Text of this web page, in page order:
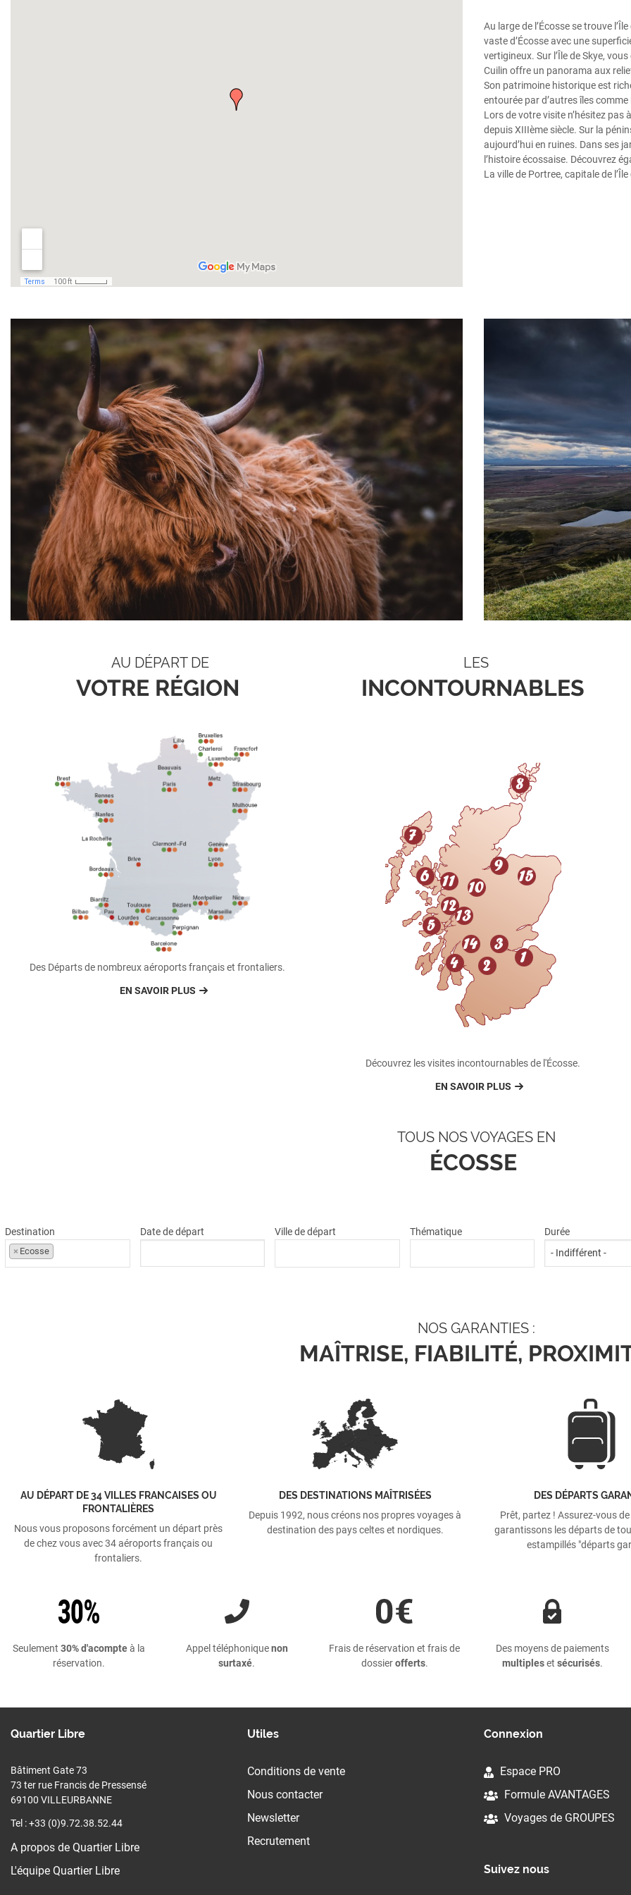
Au large de l’Écosse se trouve
vaste d’Écosse avec une
vertigineux. Sur l’Île de Skye,
Cuilin offre un panorama aux
Son patrimoine historique est
entourée par d’autres îles comme
Lors de votre visite n’hésitez pas
depuis XIIIème siècle. Sur la
aujourd’hui en ruines. Dans ses
l’histoire écossaise. Découvrez
La ville de Portree, capitale de
AU DÉPART DE
VOTRE RÉGION
Des Départs de nombreux aéroports français et frontaliers.
EN SAVOIR PLUS
LES
INCONTOURNABLES
Découvrez les visites incontournables de l'Écosse.
EN SAVOIR PLUS
TOUS NOS VOYAGES EN
ÉCOSSE
Destination
× Ecosse
Date de départ Ville de départ Thématique Durée
NOS GARANTIES :
MAÎTRISE, FIABILITÉ,
AU DÉPART DE 34 VILLES FRANCAISES OU
FRONTALIÈRES
Nous vous proposons forcément un départ près
de chez vous avec 34 aéroports français ou
frontaliers.
DES DESTINATIONS MAÎTRISÉES
Depuis 1992, nous créons nos propres voyages à
destination des pays celtes et nordiques.
DES DÉPARTS
Prêt, partez ! Assurez-vous
garantissons les départs de
estampillés "départs
Seulement 30% d'acompteà la
réservation.
Appel téléphoniquenon
surtaxé.
Frais de réservation et frais de
dossierofferts.
Des moyens de paiements
multipleset sécurisés.
Quartier Libre
Bâtiment Gate 73
73 ter rue Francis de Pressensé
69100 VILLEURBANNE
Tel : +33 (0)9.72.38.52.44
A propos de Quartier Libre
L'équipe Quartier Libre
Utiles
Conditions de vente
Nous contacter
Newsletter
Recrutement
Connexion
Espace PRO
Formule AVANTAGES
Voyages de GROUPES
Suivez nous